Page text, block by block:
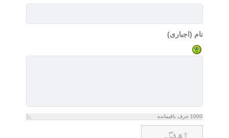
نام (اجباری)
1000 حرف باقیمانده